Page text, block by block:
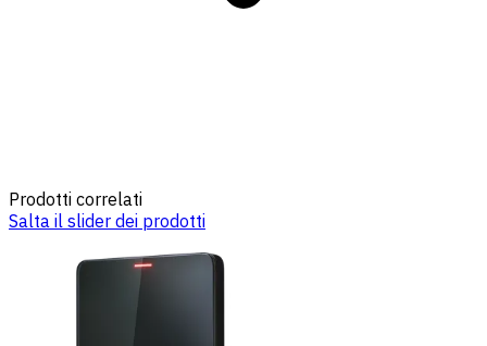
Prodotti correlati
Salta il slider dei prodotti